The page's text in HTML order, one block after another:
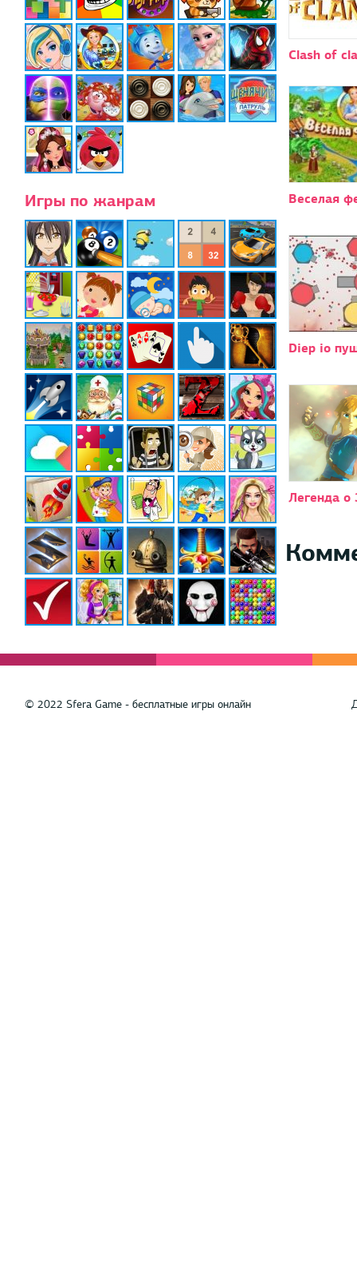
Игры по жанрам
Clash of
Веселая
Diep io
Легенда о
© 2022 Sfera Game - бесплатные игры онлайн